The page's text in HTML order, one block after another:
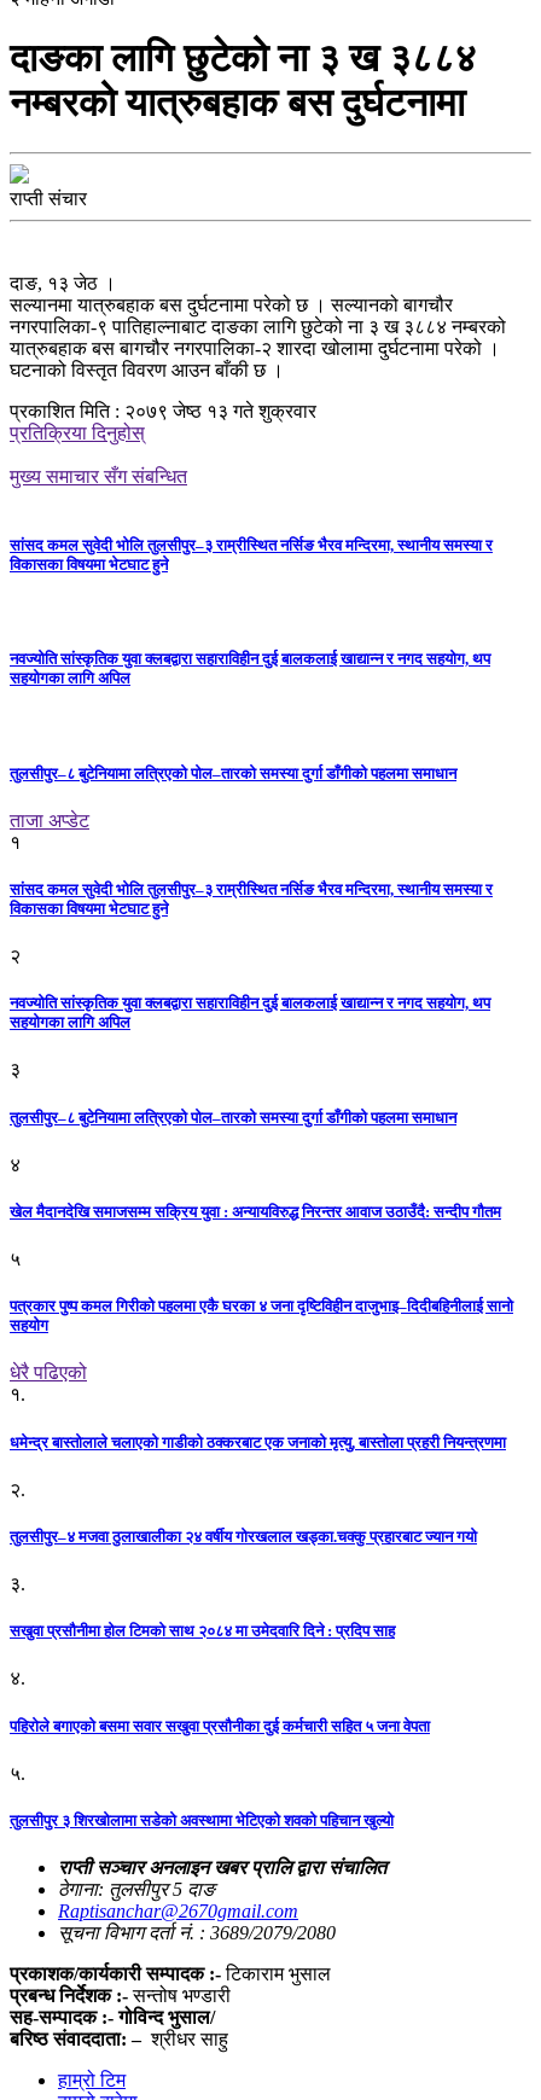
दाङका लागि छुटेको ना ३ ख ३८८४
नम्बरको यात्रुबहाक बस दुर्घटनामा
राप्ती संचार
दाङ, १३ जेठ ।
सल्यानमा यात्रुबहाक बस दुर्घटनामा परेको छ । सल्यानको बागचौर
नगरपालिका-९ पातिहाल्नाबाट दाङका लागि छुटेको ना ३ ख ३८८४ नम्बरको
यात्रुबहाक बस बागचौर नगरपालिका-२ शारदा खोलामा दुर्घटनामा परेको ।
घटनाको विस्तृत विवरण आउन बाँकी छ ।
प्रकाशित मिति : २०७९ जेष्ठ १३ गते शुक्रवार
प्रतिक्रिया दिनुहोस्
मुख्य समाचार सँग संबन्धित
सांसद कमल सुवेदी भोलि तुलसीपुर–३ राम्रीस्थित नर्सिङ भैरव मन्दिरमा, स्थानीय समस्या र
विकासका विषयमा भेटघाट हुने
नवज्योति सांस्कृतिक युवा क्लबद्वारा सहाराविहीन दुई बालकलाई खाद्यान्न र नगद सहयोग, थप
सहयोगका लागि अपिल
तुलसीपुर–८ बुटेनियामा लत्रिएको पोल–तारको समस्या दुर्गा डाँगीको पहलमा समाधान
ताजा अप्डेट
१
सांसद कमल सुवेदी भोलि तुलसीपुर–३ राम्रीस्थित नर्सिङ भैरव मन्दिरमा, स्थानीय समस्या र
विकासका विषयमा भेटघाट हुने
२
नवज्योति सांस्कृतिक युवा क्लबद्वारा सहाराविहीन दुई बालकलाई खाद्यान्न र नगद सहयोग, थप
सहयोगका लागि अपिल
३
तुलसीपुर–८ बुटेनियामा लत्रिएको पोल–तारको समस्या दुर्गा डाँगीको पहलमा समाधान
४
खेल मैदानदेखि समाजसम्म सक्रिय युवा : अन्यायविरुद्ध निरन्तर आवाज उठाउँदै: सन्दीप गौतम
५
पत्रकार पुष्प कमल गिरीको पहलमा एकै घरका ४ जना दृष्टिविहीन दाजुभाइ–दिदीबहिनीलाई सानो
सहयोग
धेरै पढिएको
१.
धमेन्द्र बास्तोलाले चलाएको गाडीको ठक्करबाट एक जनाको मृत्यु, बास्तोला प्रहरी नियन्त्रणमा
२.
तुलसीपुर–४ मजवा ठुलाखालीका २४ वर्षीय गोरखलाल खड्का.चक्कु प्रहारबाट ज्यान गयो
३.
सखुवा प्रसौनीमा होल टिमको साथ २०८४ मा उमेदवारि दिने : प्रदिप साह
४.
पहिराेले बगाएकाे बसमा सवार सखुवा प्रसाैनीका दुई कर्मचारी सहित ५ जना वेपता
५.
तुलसीपुर ३ शिरखोलामा सडेको अवस्थामा भेटिएको शवको पहिचान खुल्यो
राप्ती सञ्चार अनलाइन खबर प्रालि द्वारा संचालित
ठेगाना: तुलसीपुर 5 दाङ
Raptisanchar@2670gmail.com
सूचना विभाग दर्ता नं. : 3689/2079/2080
प्रकाशक/कार्यकारी सम्पादक :-टिकाराम भुसाल
प्रबन्ध निर्देशक :-सन्तोष भण्डारी
सह-सम्पादक :- गोविन्द भुसाल/
बरिष्ठ संवाददाता: – श्रीधर साहु
हाम्रो टिम